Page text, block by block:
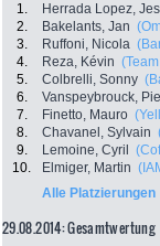
1. Herrada Lopez,
2.
Bakelants, Jan
3.
Ruffoni, Nicola
4.
Reza, Kévin
5.
Colbrelli, Sonny
6.
Vanspeybrouck,
7.
Finetto, Mauro
8.
Chavanel, Sylvain
9.
Lemoine, Cyril
10.
Elmiger, Martin
Alle Platzierungen
29.08.2014: Gesamtwertung